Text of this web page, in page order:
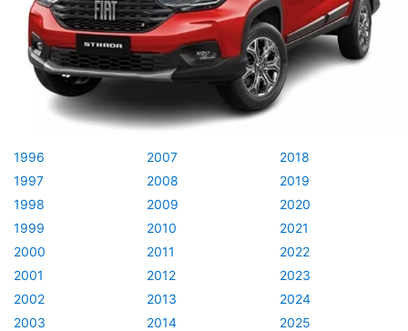
1996
1997
1998
1999
2000
2001
2002
2003
2007
2008
2009
2010
2011
2012
2013
2014
2018
2019
2020
2021
2022
2023
2024
2025